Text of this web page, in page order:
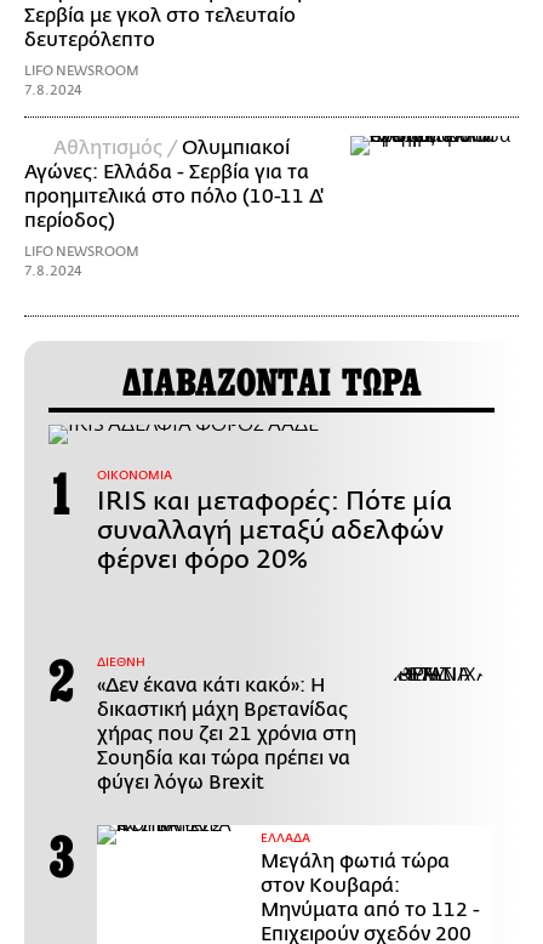
Σερβία με γκολ στο τελευταίο
δευτερόλεπτο
LIFO NEWSROOM
7.8.2024
Αθλητισμός /Ολυμπιακοί
Αγώνες: Ελλάδα - Σερβία για τα
προημιτελικά στο πόλο (10-11 Δ'
περίοδος)
LIFO NEWSROOM
7.8.2024
ΔΙΑΒΑΖΟΝΤΑΙ ΤΩΡΑ
ΟΙΚΟΝΟΜΙΑ
IRIS και μεταφορές: Πότε μία
συναλλαγή μεταξύ αδελφών
φέρνει φόρο 20%
ΔΙΕΘΝΗ
«Δεν έκανα κάτι κακό»: Η
δικαστική μάχη Βρετανίδας
χήρας που ζει 21 χρόνια στη
Σουηδία και τώρα πρέπει να
φύγει λόγω Brexit
ΕΛΛΑΔΑ
Μεγάλη φωτιά τώρα
στον Κουβαρά:
Μηνύματα από το 112 -
Επιχειρούν σχεδόν 200